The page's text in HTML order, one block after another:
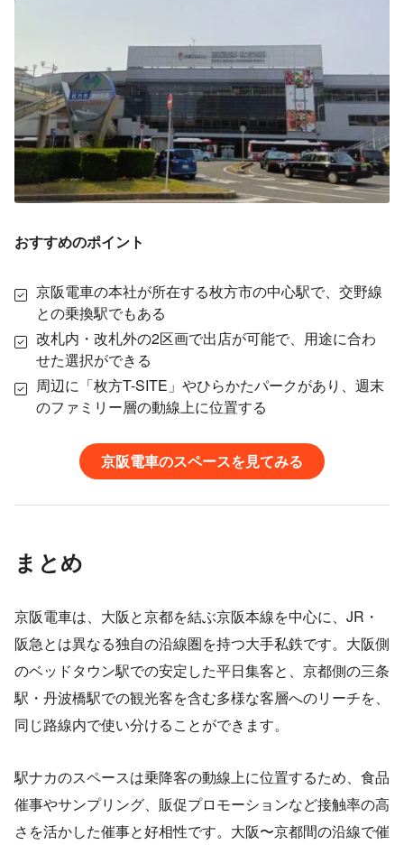
おすすめのポイント
京阪電車の本社が所在する枚方市の中心駅で、交野線
との乗換駅でもある
改札内・改札外の2区画で出店が可能で、用途に合わ
せた選択ができる
周辺に「枚方T-SITE」やひらかたパークがあり、週末
のファミリー層の動線上に位置する
京阪電車のスペースを見てみる
まとめ
京阪電車は、大阪と京都を結ぶ京阪本線を中心に、JR・
阪急とは異なる独自の沿線圏を持つ大手私鉄です。大阪側
のベッドタウン駅での安定した平日集客と、京都側の三条
駅・丹波橋駅での観光客を含む多様な客層へのリーチを、
同じ路線内で使い分けることができます。
駅ナカのスペースは乗降客の動線上に位置するため、食品
催事やサンプリング、販促プロモーションなど接触率の高
さを活かした催事と好相性です。大阪〜京都間の沿線で催